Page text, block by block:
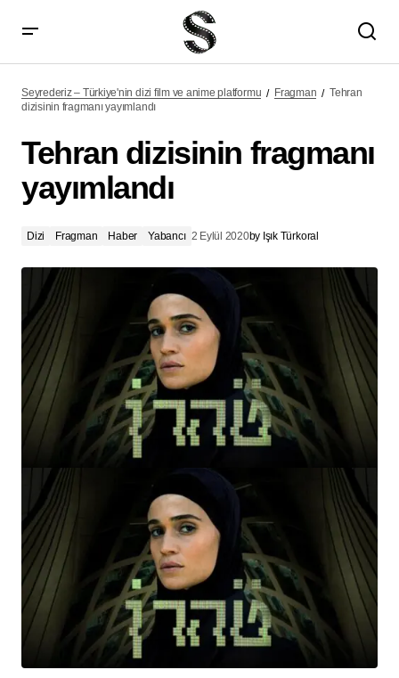
Seyrederiz – Türkiye'nin dizi film ve anime platformu Fragman
Tehran
dizisinin fragmanı yayımlandı
Tehran dizisinin fragmanı
yayımlandı
Dizi Fragman Haber Yabancı 2 Eylül 2020by Işık Türkoral